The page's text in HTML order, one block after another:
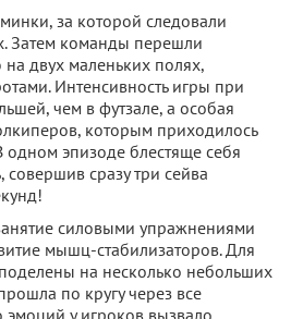
за которой следовали
Затем команды перешли
двух маленьких полях,
Интенсивность игры при
чем в футзале, а особая
которым приходилось
одном эпизоде блестяще себя
сразу три сейва
силовыми упражнениями
мышц-стабилизаторов. Для
на несколько небольших
по кругу через все
эмоций у игроков вызвало